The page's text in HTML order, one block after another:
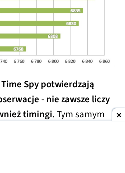
Spy potwierdzają
- nie zawsze liczy
timingi.Tym samym